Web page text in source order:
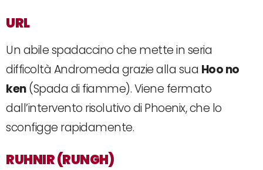
URL
Un abile spadaccino che mette in seria
difficoltà Andromeda grazie alla sua Hoo no
ken(Spada di fiamme). Viene fermato
dall’intervento risolutivo di Phoenix, che lo
sconfigge rapidamente.
RUHNIR (RUNGH)